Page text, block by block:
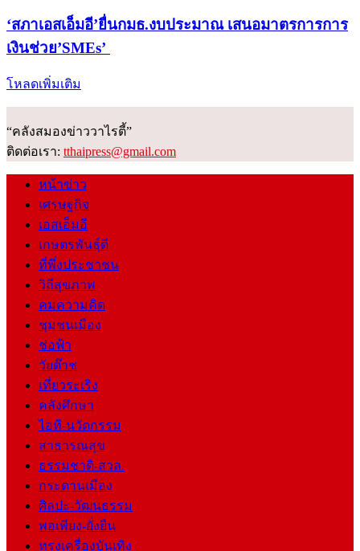
‘สภาเอสเอ็มอี’ยื่นกมธ.งบประมาณ เสนอมาตรการการ
เงินช่วย’SMEs’
โหลดเพิ่มเติม
“คลังสมองข่าววาไรตี้”
ติดต่อเรา: tthaipress@gmail.com
หน้าข่าว
เศรษฐกิจ
เอสเอ็มอี
เกษตรพันธุ์ดี
ที่พึ่งประชาชน
วิถีสุขภาพ
คมความคิด
ชุมชนเมือง
ช่อฟ้า
วัยต๊าช
เที่ยวระเริง
คลังศึกษา
ไอที-นวัตกรรม
สาธารณสุข
ธรรมชาติ-สวล.
กระดานเมือง
ศิลปะ-วัฒนธรรม
พอเพียง-ยั่งยืน
ทรงเครื่องบันเทิง